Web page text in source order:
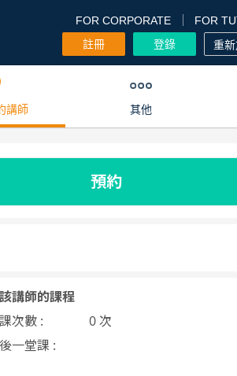
FOR CORPORATE
FOR
註冊
登錄 重新
講師 其他
預約
講師的課程
次數 :
0 次
一堂課 :